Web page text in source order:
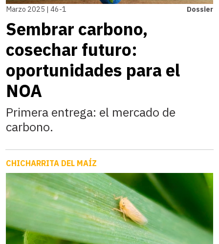
Marzo 2025 | 46-1 Dossier
Sembrar carbono,
cosechar futuro:
oportunidades para el
NOA
Primera entrega: el mercado de
carbono.
CHICHARRITA DEL MAÍZ